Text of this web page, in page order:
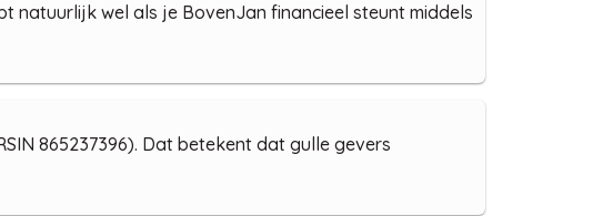
natuurlijk wel als je BovenJan financieel steunt middels
865237396). Dat betekent dat gulle gevers